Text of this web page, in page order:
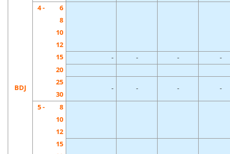
BDJ
4 -
6
8
10
12
15
- - -
-
20
25
- - - -
30
5 -
8
10
12
15